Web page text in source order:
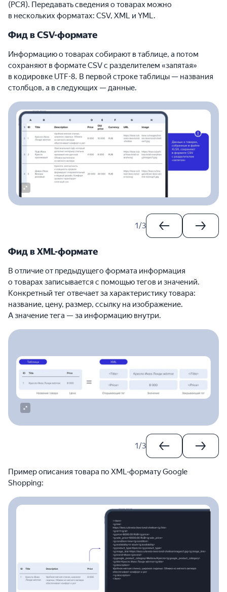
(РСЯ). Передавать сведения о товарах можно
в нескольких форматах: CSV, XML и YML.
Фид в CSV-формате
Информацию о товарах собирают в таблице, а потом
сохраняют в формате CSV с разделителем «запятая»
в кодировке UTF-8. В первой строке таблицы — названия
столбцов, а в следующих — данные.
1/3
Фид в XML-формате
В отличие от предыдущего формата информация
о товарах записывается с помощью тегов и значений.
Конкретный тег отвечает за характеристику товара:
название, цену, размер, ссылку на изображение.
А значение тега — за информацию внутри.
1/3
Пример описания товара по XML-формату Google
Shopping: